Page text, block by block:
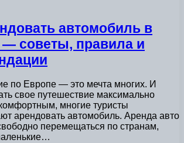
автомобиль в
— советы, правила и
по Европе — это мечта многих. И
свое путешествие максимально
многие туристы
арендовать автомобиль. Аренда авто
перемещаться по странам,